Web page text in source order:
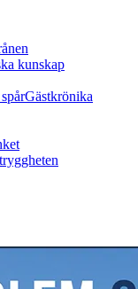
kunskap
Gästkrönika